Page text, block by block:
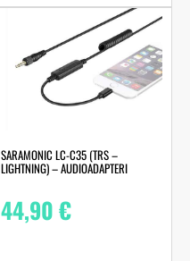
SARAMONIC LC-C35 (TRS –
LIGHTNING) – AUDIOADAPTERI
44,90€